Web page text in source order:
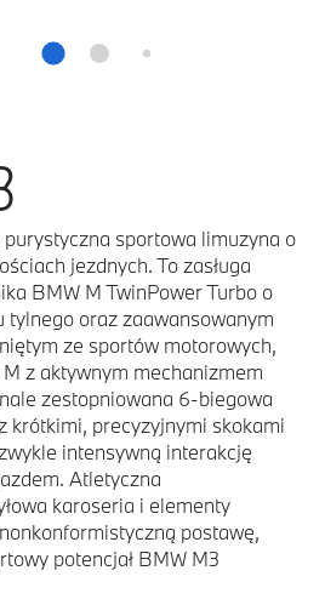
sportowa limuzyna o
jezdnych. To zasługa
BMW M TwinPower Turbo o
tylnego oraz zaawansowanym
ze sportów motorowych,
z aktywnym mechanizmem
zestopniowana 6-biegowa
krótkimi, precyzyjnymi skokami
intensywną interakcję
Atletyczna
karoseria i elementy
postawę,
potencjał BMW M3